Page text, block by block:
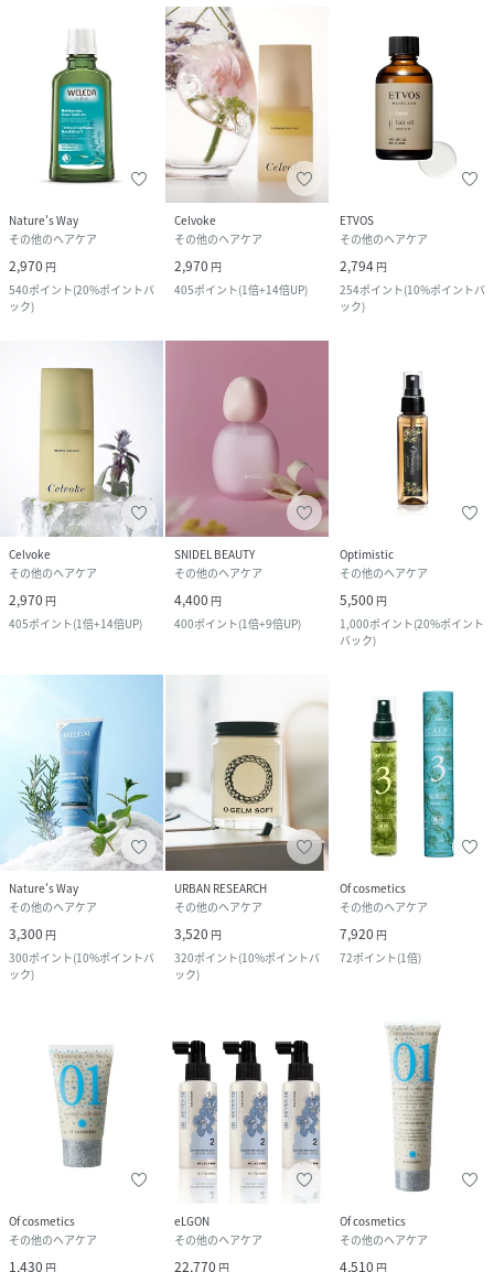
Nature's Way
その他のヘアケア
2,970 円
540ポイント(20%ポイントバ
ック)
Celvoke
その他のヘアケア
2,970 円
405ポイント(1倍+14倍UP)
ETVOS
その他のヘアケア
2,794 円
254ポイント(10%ポイントバ
ック)
Celvoke
その他のヘアケア
2,970 円
405ポイント(1倍+14倍UP)
SNIDEL BEAUTY
その他のヘアケア
4,400 円
400ポイント(1倍+9倍UP)
Optimistic
その他のヘアケア
5,500 円
1,000ポイント(20%ポイント
バック)
Nature's Way
その他のヘアケア
3,300 円
300ポイント(10%ポイントバ
ック)
URBAN RESEARCH
その他のヘアケア
3,520 円
320ポイント(10%ポイントバ
ック)
Of cosmetics
その他のヘアケア
7,920 円
72ポイント(1倍)
Of cosmetics
その他のヘアケア
1,430 円
eLGON
その他のヘアケア
22,770 円
Of cosmetics
その他のヘアケア
4,510 円